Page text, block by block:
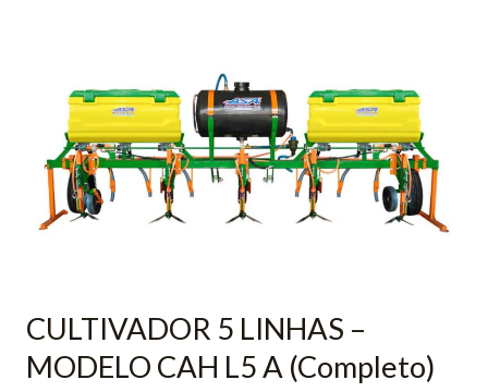
CULTIVADOR 5 LINHAS –
MODELO CAH L5 A (Completo)